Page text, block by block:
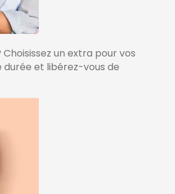
un extra pour vos
et libérez-vous de